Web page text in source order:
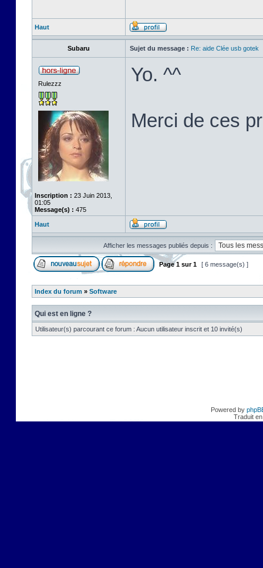
Haut
Subaru Sujet du message : Re: aide Clée usb gotek
Rulezzz
Inscription : 23 Juin 2013,
01:05
Message(s) : 475
Yo. ^^
Merci de ces
Haut
Afficher les messages publiés depuis :
Page1 sur1 [ 6 message(s) ]
Index du forum » Software
Qui est en ligne ?
Utilisateur(s) parcourant ce forum : Aucun utilisateur inscrit et 10 invité(s)
Powered by
Traduit